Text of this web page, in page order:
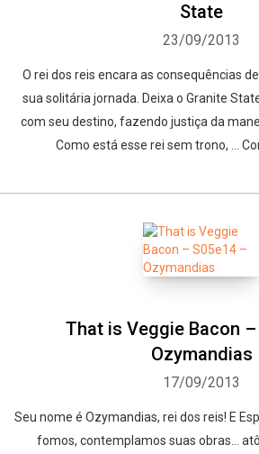
State
23/09/2013
O rei dos reis encara as consequências
sua solitária jornada. Deixa o Granite
com seu destino, fazendo justiça da
Como está esse rei sem trono, …
That is Veggie Bacon –
Ozymandias
17/09/2013
Seu nome é Ozymandias, rei dos reis! E
fomos, contemplamos suas obras…